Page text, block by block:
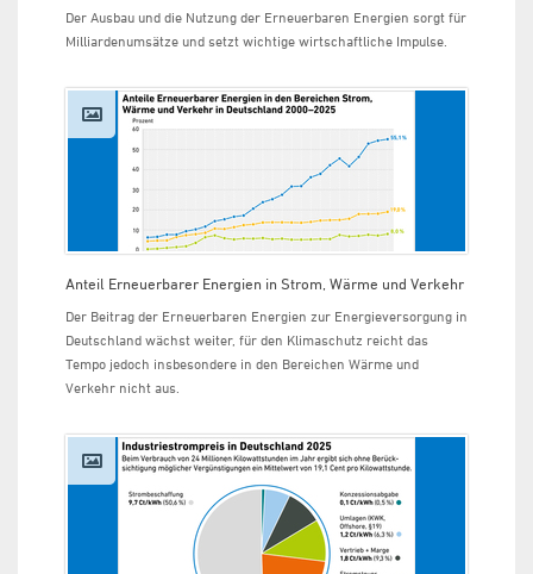
Der Ausbau und die Nutzung der Erneuerbaren Energien sorgt für
Milliardenumsätze und setzt wichtige wirtschaftliche Impulse.
Anteil Erneuerbarer Energien in Strom, Wärme und Verkehr
Der Beitrag der Erneuerbaren Energien zur Energieversorgung in
Deutschland wächst weiter, für den Klimaschutz reicht das
Tempo jedoch insbesondere in den Bereichen Wärme und
Verkehr nicht aus.